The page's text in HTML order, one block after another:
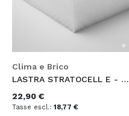
lista
desideri
Clima e Brico
LASTRA STRATOCELL E - BIANCO 30X1200X1000 30-40-50mm
22,90 €
18,77 €